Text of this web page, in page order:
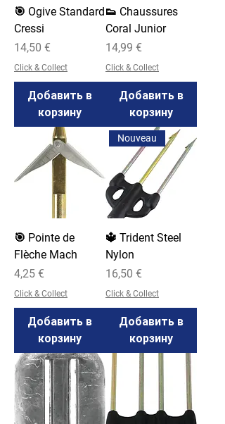
🎯 Ogive Standard
Cressi
Цена
14,50 €
Click & Collect
Добавить в
корзину
👟 Chaussures
Coral Junior
Цена
14,99 €
Click & Collect
Добавить в
корзину
🎯 Pointe de
Flèche Mach
Цена
4,25 €
Click & Collect
Добавить в
корзину
Nouveau
🔱 Trident Steel
Nylon
Цена
16,50 €
Click & Collect
Добавить в
корзину